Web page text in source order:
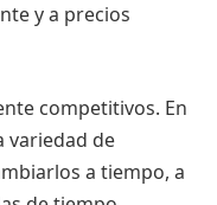
y a precios
competitivos. En
variedad de
a tiempo, a